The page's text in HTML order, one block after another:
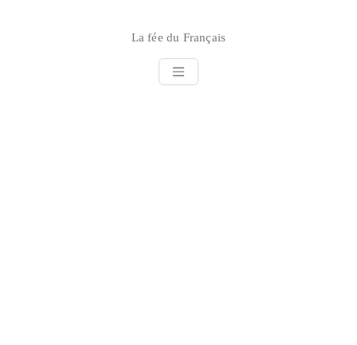
La fée du Français